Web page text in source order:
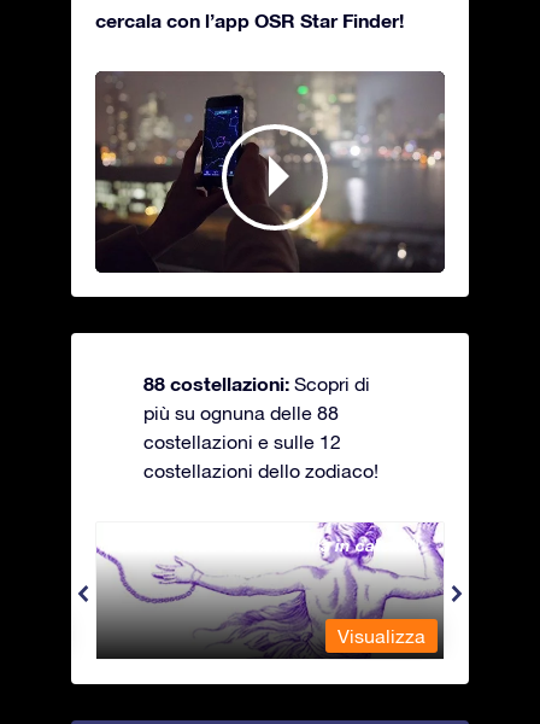
cercala con l’app OSR Star Finder!
88 costellazioni: Scopri di
più su ognuna delle 88
costellazioni e sulle 12
costellazioni dello zodiaco!
Andromeda - La fanciulla in catene
Visualizza